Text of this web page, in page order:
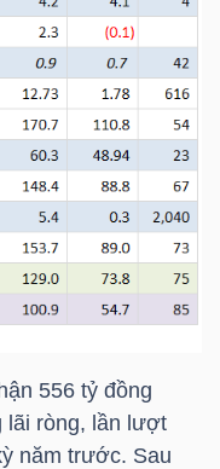
556 tỷ đồng
lãi ròng, lần lượt
năm trước. Sau